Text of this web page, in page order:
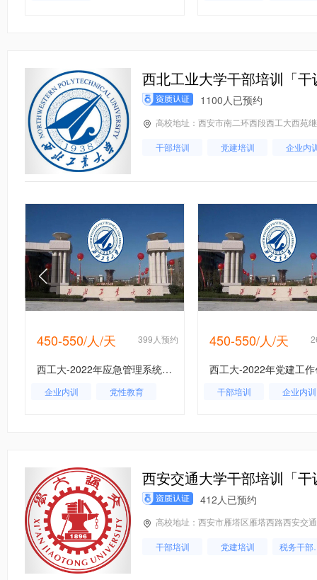
西北工业大学干部培训「干
1100人已预约
高校地址：西安市南二环西段西工大西苑
干部培训 党建培训 企业内
450-550/人/天 399人预约
西工大-2022年应急管理系统干部能力提升专题培训班_课程_方案_计划
企业内训
党性教育
450-550/人/天
干部培训
企业内训
西安交通大学干部培训「干
412人已预约
高校地址：西安市雁塔区雁塔西路西安交
干部培训 党建培训 税